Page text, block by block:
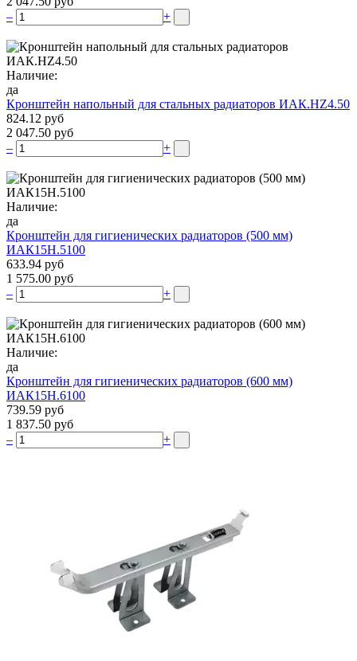
–
+
Наличие:
да
Кронштейн напольный для стальных радиаторов ИАК.НZ4.50
824.12 руб
2 047.50 руб
–
+
Наличие:
да
Кронштейн для гигиенических радиаторов (500 мм)
ИАК15Н.5100
633.94 руб
1 575.00 руб
–
+
Наличие:
да
Кронштейн для гигиенических радиаторов (600 мм)
ИАК15Н.6100
739.59 руб
1 837.50 руб
–
+